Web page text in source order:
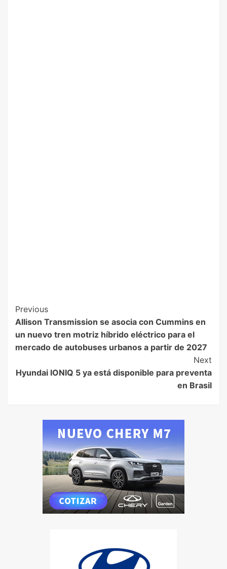
Previous
Allison Transmission se asocia con Cummins en
un nuevo tren motriz híbrido eléctrico para el
mercado de autobuses urbanos a partir de 2027
Next
Hyundai IONIQ 5 ya está disponible para preventa
en Brasil